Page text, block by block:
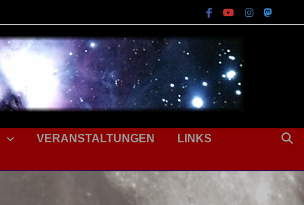
VERANSTALTUNGEN
LINKS